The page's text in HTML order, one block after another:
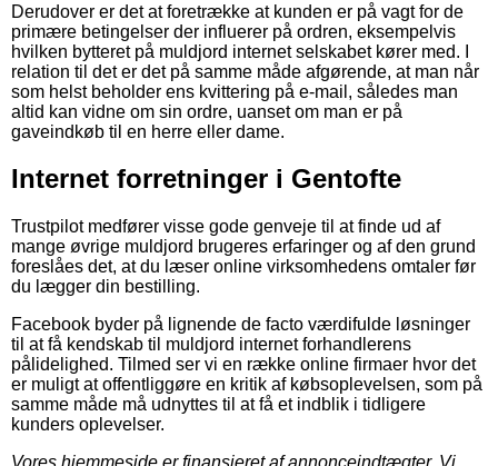
Derudover er det at foretrække at kunden er på vagt for de
primære betingelser der influerer på ordren, eksempelvis
hvilken bytteret på muldjord internet selskabet kører med. I
relation til det er det på samme måde afgørende, at man når
som helst beholder ens kvittering på e-mail, således man
altid kan vidne om sin ordre, uanset om man er på
gaveindkøb til en herre eller dame.
Internet forretninger i Gentofte
Trustpilot medfører visse gode genveje til at finde ud af
mange øvrige muldjord brugeres erfaringer og af den grund
foreslåes det, at du læser online virksomhedens omtaler før
du lægger din bestilling.
Facebook byder på lignende de facto værdifulde løsninger
til at få kendskab til muldjord internet forhandlerens
pålidelighed. Tilmed ser vi en række online firmaer hvor det
er muligt at offentliggøre en kritik af købsoplevelsen, som på
samme måde må udnyttes til at få et indblik i tidligere
kunders oplevelser.